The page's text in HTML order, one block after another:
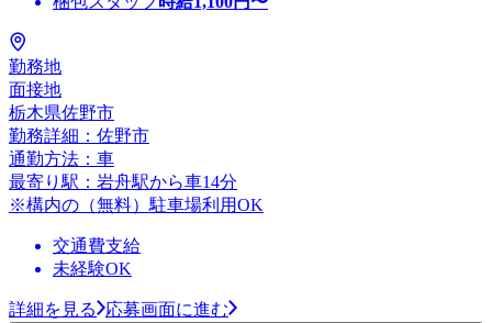
勤務地
面接地
栃木県佐野市
勤務詳細：佐野市
通勤方法：車
最寄り駅：岩舟駅から車14分
※構内の（無料）駐車場利用OK
交通費支給
未経験OK
詳細を見る 応募画面に進む